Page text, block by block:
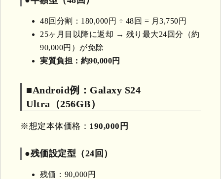
48回分割：180,000円 ÷ 48回 = 月3,750円
25ヶ月目以降に返却 → 残り最大24回分（約
90,000円）が免除
実質負担：約90,000円
■Android例：Galaxy S24
Ultra（256GB）
※想定本体価格： 190,000円
●残価設定型（24回）
残価：90,000円